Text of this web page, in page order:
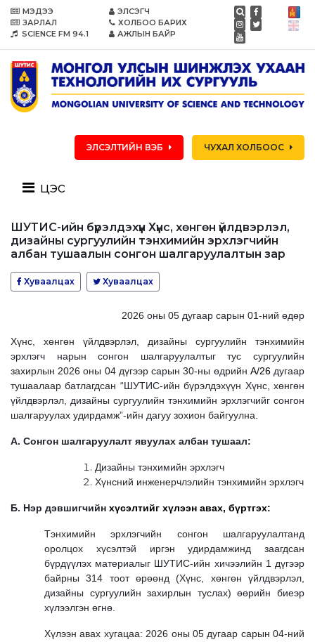
МЭДЭЭ
ЗАРЛАЛ
SCIENCE FM 94.1
ЭЛСЭГЧ
ХОЛБОО БАРИХ
АЖЛЫН БАЙР
ЭЛСЭЛТИЙН ВЭБ ЧУХАЛ ХОЛБООС
цэс
ШУТИС-ийн бүрэлдэхүүн Хүнс, хөнгөн үйлдвэрлэл,
дизайны сургуулийн тэнхимийн эрхлэгчийн
албан тушаалын сонгон шалгаруулалтын зар
Хуваалцах Хуваалцах
2026 оны 05 дугаар сарын 01-ний өдөр
Хүнс, хөнгөн үйлдвэрлэл, дизайны сургуулийн тэнхимийн
эрхлэгч нарын сонгон шалгаруулалтыг тус сургуулийн
захирлын 2026 оны 04 дүгээр сарын 30-ны өдрийн А/26дугаар
тушаалаар батлагдсан “ШУТИС-ийн бүрэлдэхүүн Хүнс, хөнгөн
үйлдвэрлэл, дизайны сургуулийн тэнхимийн эрхлэгчийг сонгон
шалгаруулах удирдамж”-ийн дагуу зохион байгуулна.
А. Сонгон шалгаруулалт явуулах албан тушаал:
Дизайны тэнхимийн эрхлэгч
Хүнсний инженерчлэлийн тэнхимийн эрхлэгч
Б. Нэр дэвшигчийн хүсэлтийг хүлээн авах, бүртгэх:
Тэнхимийн эрхлэгчийн сонгон шалгаруулалтанд
оролцох хүсэлтэй иргэн удирдамжинд заагдсан
бүрдүүлэх материалыг ШУТИС-ийн хичээлийн 1 дүгээр
байрны 314 тоот өрөөнд (Хүнс, хөнгөн үйлдвэрлэл,
дизайны сургуулийн захирлын туслах) өөрийн биеэр
хүлээлгэн өгнө.
Хүлээн авах хугацаа: 2026 оны 05 дугаар сарын 04-ний